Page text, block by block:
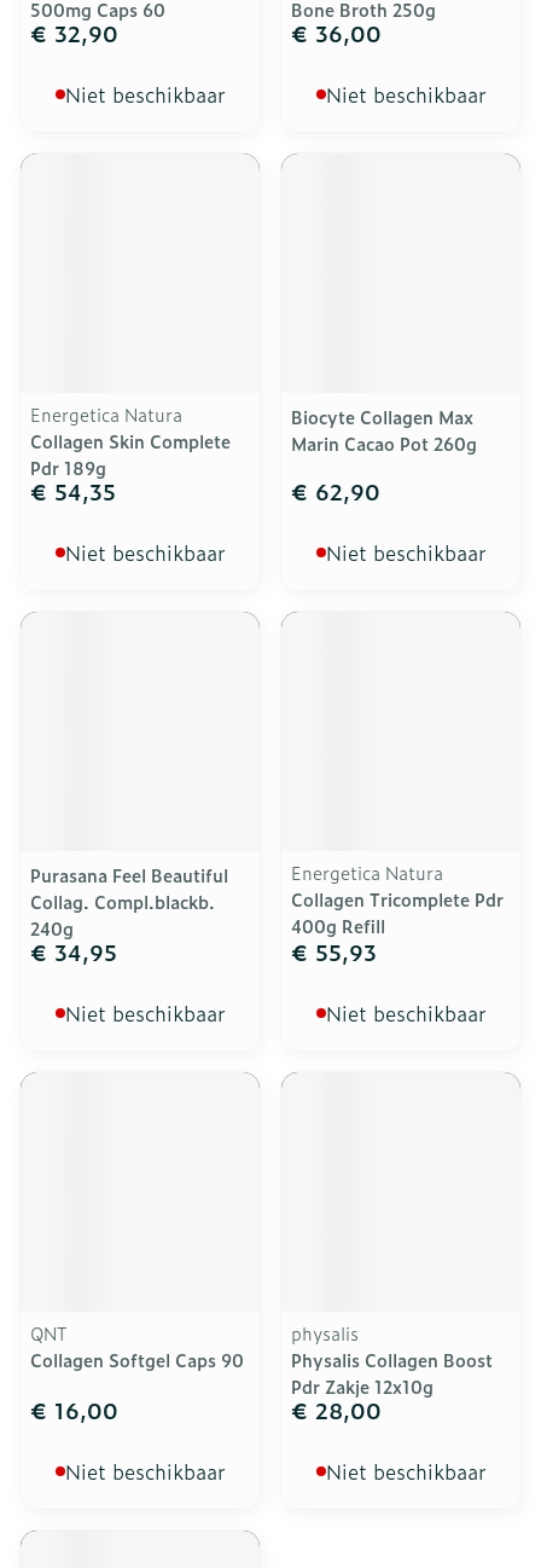
500mg Caps 60
€ 32,90
Niet beschikbaar
Bone Broth 250g
€ 36,00
Niet beschikbaar
Energetica Natura
Collagen Skin Complete
Pdr 189g
€ 54,35
Niet beschikbaar
Biocyte Collagen Max
Marin Cacao Pot 260g
€ 62,90
Niet beschikbaar
Purasana Feel Beautiful
Collag. Compl.blackb.
240g
€ 34,95
Niet beschikbaar
Energetica Natura
Collagen Tricomplete Pdr
400g Refill
€ 55,93
Niet beschikbaar
QNT
Collagen Softgel Caps 90
€ 16,00
Niet beschikbaar
physalis
Physalis Collagen Boost
Pdr Zakje 12x10g
€ 28,00
Niet beschikbaar